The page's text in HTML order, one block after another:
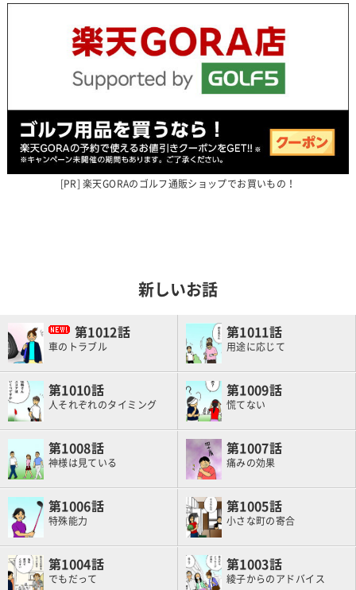
楽天GORAのゴルフ通販ショップでお買いもの！
新しいお話
1012
車のトラブル
1011
用途に応じて
1010
人それぞれのタイミング
1009
慌てない
1008
神様は見ている
1007
痛みの効果
1006
特殊能力
1005
小さな町の寄合
1004
でもだって
1003
綾子からのアドバイス